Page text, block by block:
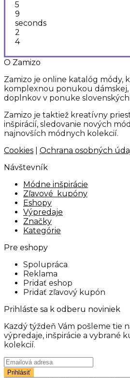
5
9
seconds
2
3
O Zamizo
Zamizo je online katalóg módy,
komplexnou ponukou dámskej,
doplnkov v ponuke slovenských
Zamizo je taktiež kreatívny
inšpirácií, sledovanie nových
najnovších módnych kolekcií.
Cookies
Ochrana osobných
Návštevník
Módne inšpirácie
Zľavové kupóny
Eshopy
Výpredaje
Značky
Kategórie
Pre eshopy
Spolupráca
Reklama
Pridať eshop
Pridať zľavový kupón
Prihláste sa k odberu noviniek
Kazdý týždeň Vám pošleme tie
výpredaje, inšpirácie a vybrané
kolekcií.